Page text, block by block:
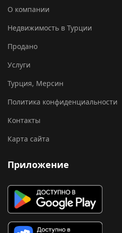
О компании
Недвижимость в Турции
Продано
Услуги
Турция, Мерсин
Политика конфиденциальности
Контакты
Карта сайта
Приложение